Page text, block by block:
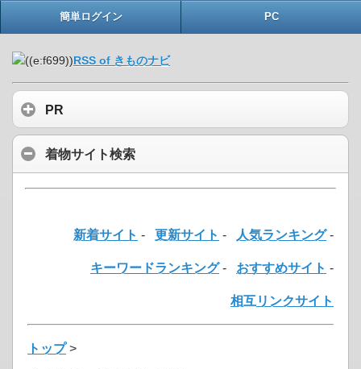
簡単ログイン PC
RSS of きものナビ
PR
着物サイト検索
新着サイト - 更新サイト - 人気ランキング-
キーワードランキング- おすすめサイト -
相互リンクサイト
トップ>